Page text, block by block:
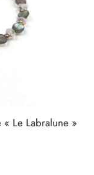
Le Labralune »